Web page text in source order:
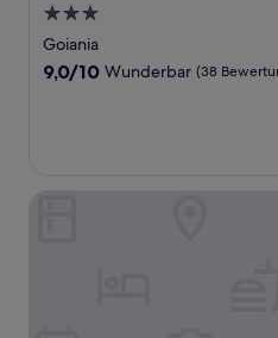
3.0-
Sterne-
Unterkunft
Goiania
9.0
9,0/10 Wunderbar (38